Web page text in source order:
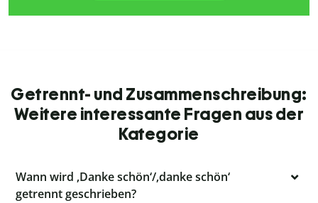
Getrennt- und Zusammenschreibung:
Weitere interessante Fragen aus der
Kategorie
Wann wird ‚Danke schön‘/‚danke schön‘
getrennt geschrieben?